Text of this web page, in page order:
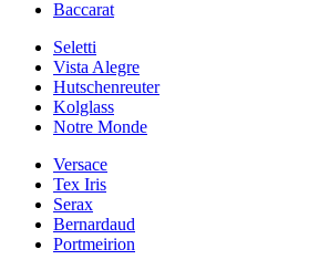
Baccarat
Seletti
Vista Alegre
Hutschenreuter
Kolglass
Notre Monde
Versace
Tex Iris
Serax
Bernardaud
Portmeirion